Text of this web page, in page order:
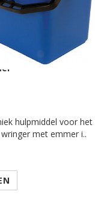
hulpmiddel voor
met emmer i..